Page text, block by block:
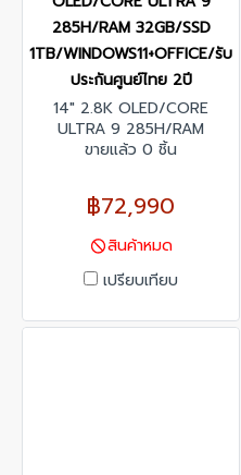
285H/RAM 32GB/SSD
1TB/WINDOWS11+OFFICE/รับ
ประกันศูนย์ไทย 2ปี
14" 2.8K OLED/CORE
ULTRA 9 285H/RAM
32GB/SSD
ประกันศูนย์ไทย 2ปี
ขายแล้ว 0 ชิ้น
฿72,990
สินค้าหมด
เปรียบเทียบ